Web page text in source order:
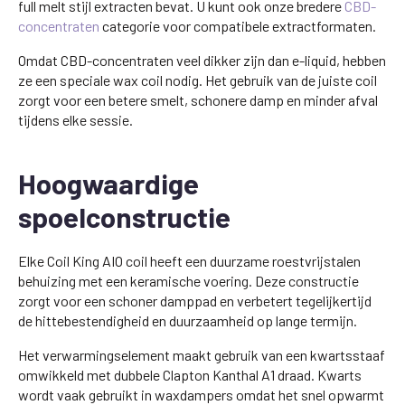
full melt stijl extracten bevat. U kunt ook onze bredere CBD-
concentraten categorie voor compatibele extractformaten.
Omdat CBD-concentraten veel dikker zijn dan e-liquid, hebben
ze een speciale wax coil nodig. Het gebruik van de juiste coil
zorgt voor een betere smelt, schonere damp en minder afval
tijdens elke sessie.
Hoogwaardige
spoelconstructie
Elke Coil King AIO coil heeft een duurzame roestvrijstalen
behuizing met een keramische voering. Deze constructie
zorgt voor een schoner damppad en verbetert tegelijkertijd
de hittebestendigheid en duurzaamheid op lange termijn.
Het verwarmingselement maakt gebruik van een kwartsstaaf
omwikkeld met dubbele Clapton Kanthal A1 draad. Kwarts
wordt vaak gebruikt in waxdampers omdat het snel opwarmt